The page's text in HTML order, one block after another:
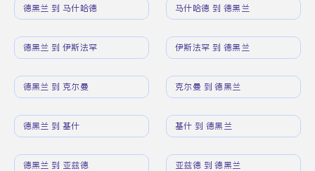
德黑兰 到 马什哈德 马什哈德 到 德黑兰
德黑兰 到 伊斯法罕 伊斯法罕 到 德黑兰
德黑兰 到 克尔曼 克尔曼 到 德黑兰
德黑兰 到 基什 基什 到 德黑兰
德黑兰 到 亚兹德 亚兹德 到 德黑兰